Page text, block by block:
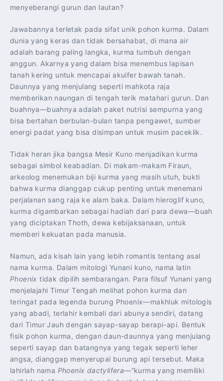
menyeberangi gurun dan lautan?
Jawabannya terletak pada sifat unik pohon kurma. Dalam
dunia yang keras dan tidak bersahabat, di mana air
adalah barang paling langka, kurma tumbuh dengan
anggun. Akarnya yang dalam bisa menembus lapisan
tanah kering untuk mencapai akuifer bawah tanah.
Daunnya yang menjulang seperti mahkota raja
memberikan naungan di tengah terik matahari gurun. Dan
buahnya—buahnya adalah paket nutrisi sempurna yang
bisa bertahan berbulan-bulan tanpa pengawet, sumber
energi padat yang bisa disimpan untuk musim paceklik.
Tidak heran jika bangsa Mesir Kuno menjadikan kurma
sebagai simbol keabadian. Di makam-makam Firaun,
arkeolog menemukan biji kurma yang masih utuh, bukti
bahwa kurma dianggap cukup penting untuk menemani
perjalanan sang raja ke alam baka. Dalam hieroglif kuno,
kurma digambarkan sebagai hadiah dari para dewa—buah
yang diciptakan Thoth, dewa kebijaksanaan, untuk
memberi kekuatan pada manusia.
Namun, ada kisah lain yang lebih romantis tentang asal
nama kurma. Dalam mitologi Yunani kuno, nama latin
Phoenix tidak dipilih sembarangan. Para filsuf Yunani yang
menjelajahi Timur Tengah melihat pohon kurma dan
teringat pada legenda burung Phoenix—makhluk mitologis
yang abadi, terlahir kembali dari abunya sendiri, datang
dari Timur Jauh dengan sayap-sayap berapi-api. Bentuk
fisik pohon kurma, dengan daun-daunnya yang menjulang
seperti sayap dan batangnya yang tegak seperti leher
angsa, dianggap menyerupai burung api tersebut. Maka
lahirlah nama Phoenix dactylifera—”kurma yang memiliki